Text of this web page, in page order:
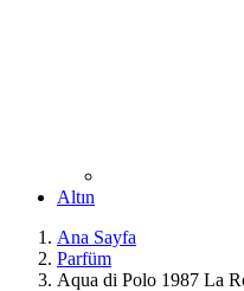
Altın
Ana Sayfa
Parfüm
Aqua di Polo 1987 La